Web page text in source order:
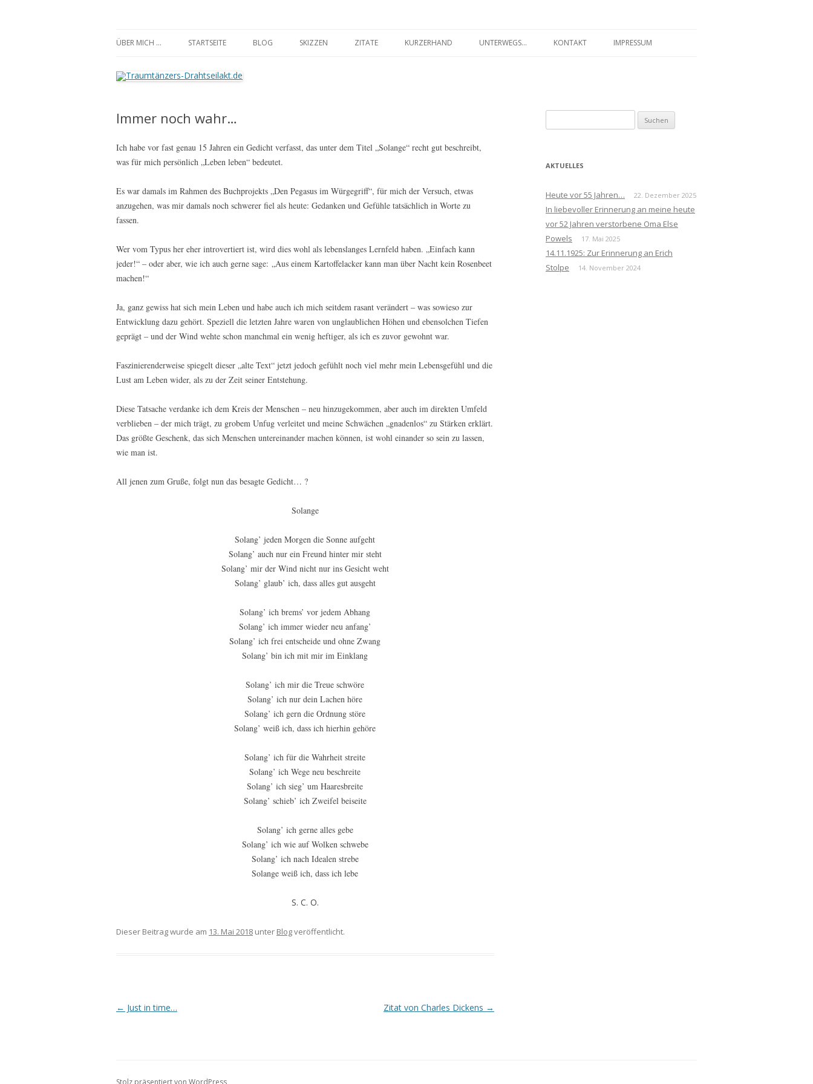
zum
ÜBER MICH … STARTSEITE BLOG SKIZZEN ZITATE KURZERHAND UNTERWEGS… KONTAKT IMPRESSUM
Immer noch wahr…
Ich habe vor fast genau 15 Jahren ein Gedicht verfasst, das unter dem Titel „Solange“ recht gut beschreibt,
was für mich persönlich „Leben leben“ bedeutet.
Es war damals im Rahmen des Buchprojekts „Den Pegasus im Würgegriff“, für mich der Versuch, etwas
anzugehen, was mir damals noch schwerer fiel als heute: Gedanken und Gefühle tatsächlich in Worte zu
fassen.
Wer vom Typus her eher introvertiert ist, wird dies wohl als lebenslanges Lernfeld haben. „Einfach kann
jeder!“ – oder aber, wie ich auch gerne sage: „Aus einem Kartoffelacker kann man über Nacht kein Rosenbeet
machen!“
Ja, ganz gewiss hat sich mein Leben und habe auch ich mich seitdem rasant verändert – was sowieso zur
Entwicklung dazu gehört. Speziell die letzten Jahre waren von unglaublichen Höhen und ebensolchen Tiefen
geprägt – und der Wind wehte schon manchmal ein wenig heftiger, als ich es zuvor gewohnt war.
Faszinierenderweise spiegelt dieser „alte Text“ jetzt jedoch gefühlt noch viel mehr mein Lebensgefühl und die
Lust am Leben wider, als zu der Zeit seiner Entstehung.
Diese Tatsache verdanke ich dem Kreis der Menschen – neu hinzugekommen, aber auch im direkten Umfeld
verblieben – der mich trägt, zu grobem Unfug verleitet und meine Schwächen „gnadenlos“ zu Stärken erklärt.
Das größte Geschenk, das sich Menschen untereinander machen können, ist wohl einander so sein zu lassen,
wie man ist.
All jenen zum Gruße, folgt nun das besagte Gedicht… ?
Solange
Solang’ jeden Morgen die Sonne aufgeht
Solang’ auch nur ein Freund hinter mir steht
Solang’ mir der Wind nicht nur ins Gesicht weht
Solang’ glaub’ ich, dass alles gut ausgeht
Solang’ ich brems’ vor jedem Abhang
Solang’ ich immer wieder neu anfang’
Solang’ ich frei entscheide und ohne Zwang
Solang’ bin ich mit mir im Einklang
Solang’ ich mir die Treue schwöre
Solang’ ich nur dein Lachen höre
Solang’ ich gern die Ordnung störe
Solang’ weiß ich, dass ich hierhin gehöre
Solang’ ich für die Wahrheit streite
Solang’ ich Wege neu beschreite
Solang’ ich sieg’ um Haaresbreite
Solang’ schieb’ ich Zweifel beiseite
Solang’ ich gerne alles gebe
Solang’ ich wie auf Wolken schwebe
Solang’ ich nach Idealen strebe
Solange weiß ich, dass ich lebe
S. C. O.
Dieser Beitrag wurde am 13. Mai 2018 unter Blogveröffentlicht.
Beitrags-
← Just in time… Zitat von Charles Dickens →
nach:
AKTUELLES
Heute vor 55 Jahren… 22. Dezember 2025
In liebevoller Erinnerung an meine heute
vor 52 Jahren verstorbene Oma Else
Powels
17. Mai 2025
14.11.1925: Zur Erinnerung an Erich
Stolpe
14. November 2024
Stolz präsentiert von WordPress